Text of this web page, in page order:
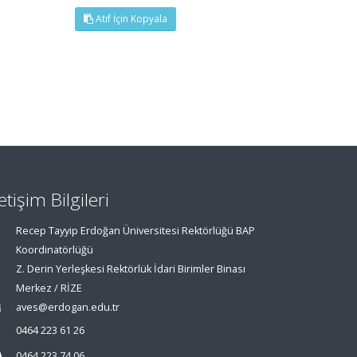
Atıf İçin Kopyala
Bilgileri
Recep Tayyip Erdoğan Üniversitesi Rektörlüğü BAP
Koordinatörlüğü
Z. Derin Yerleşkesi Rektörlük İdari Birimler Binası
Merkez / RİZE
aves@erdogan.edu.tr
0464 223 61 26